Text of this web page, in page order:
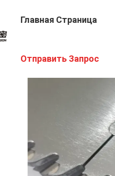
Главная Страница
Отправить Запрос